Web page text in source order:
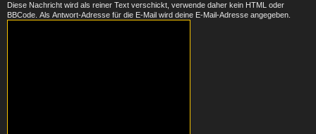
Diese Nachricht wird als reiner Text verschickt, verwende daher kein HTML oder
BBCode. Als Antwort-Adresse für die E-Mail wird deine E-Mail-Adresse angegeben.